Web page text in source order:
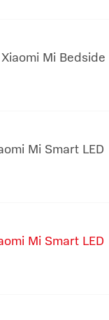
Mi Bedside
Mi Smart LED
Mi Smart LED